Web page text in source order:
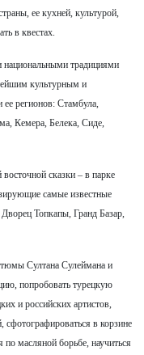
ее кухней, культурой,
в квестах.
национальными традициями
культурным и
регионов: Стамбула,
Кемера, Белека, Сиде,
сказки – в парке
самые известные
Топкапы, Гранд Базар,
Султана Сулеймана и
попробовать турецкую
и российских артистов,
сфотографироваться в корзине
масляной борьбе, научиться